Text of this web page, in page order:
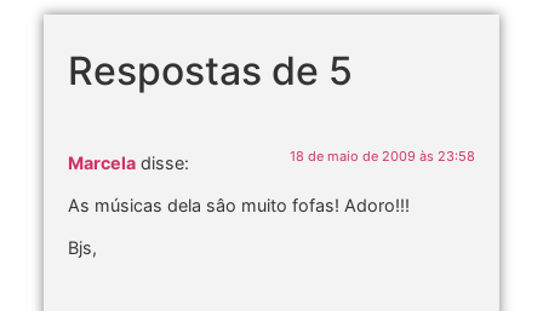
Respostas de 5
Marcela disse: 18 de maio de 2009 às 23:58
As músicas dela sâo muito fofas! Adoro!!!
Bjs,